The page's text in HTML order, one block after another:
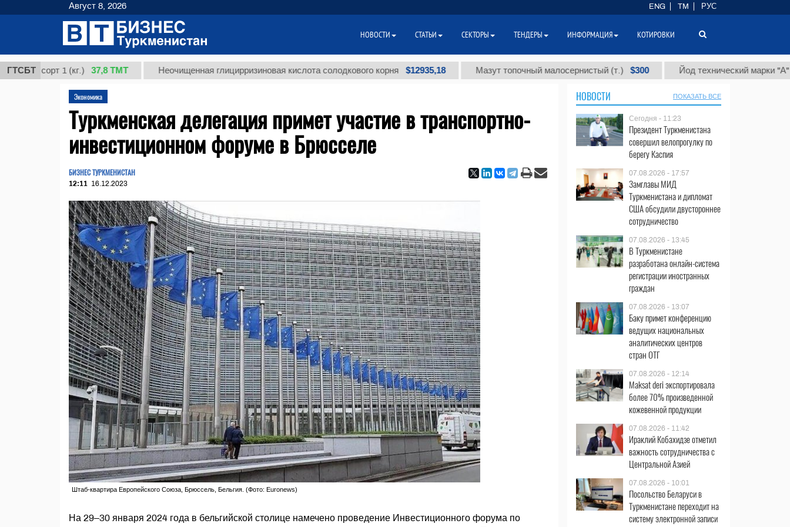
ГТСБТ
сорт 1 (кг.) 37,8 ТМТ Неочищенная глицирризиновая кислота солодкового корня $12935,18 Мазут топочный малосернистый (т.) $300 Йод технический марки "А" (т.)
Экономика
Туркменская делегация примет участие в транспортно-
инвестиционном форуме в Брюсселе
БИЗНЕС ТУРКМЕНИСТАН
12:11 16.12.2023
Штаб-квартира Европейского Союза, Брюссель, Бельгия. (Фото: Euronews)
На 29–30 января 2024 года в бельгийской столице намечено проведение Инвестиционного форума по
НОВОСТИ ПОКАЗАТЬ ВСЕ
Сегодня - 11:23
Президент Туркменистана
совершил велопрогулку по
берегу Каспия
07.08.2026 - 17:57
Замглавы МИД
Туркменистана и дипломат
США обсудили двустороннее
сотрудничество
07.08.2026 - 13:45
В Туркменистане
разработана онлайн-система
регистрации иностранных
граждан
07.08.2026 - 13:07
Баку примет конференцию
ведущих национальных
аналитических центров
стран ОТГ
07.08.2026 - 12:14
Maksat deri экспортировала
более 70% произведенной
кожевенной продукции
07.08.2026 - 11:42
Ираклий Кобахидзе отметил
важность сотрудничества с
Центральной Азией
07.08.2026 - 10:01
Посольство Беларуси в
Туркменистане переходит на
систему электронной записи
Август 8, 2026 ENG TM РУС
НОВОСТИ СТАТЬИ СЕКТОРЫ ТЕНДЕРЫ ИНФОРМАЦИЯ КОТИРОВКИ